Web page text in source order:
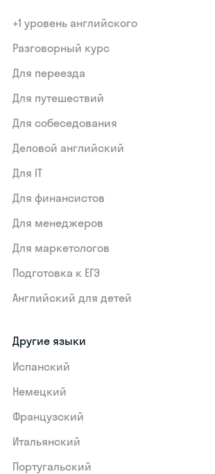
+1 уровень английского
Разговорный курс
Для переезда
Для путешествий
Для собеседования
Деловой английский
Для IT
Для финансистов
Для менеджеров
Для маркетологов
Подготовка к ЕГЭ
Английский для детей
Другие языки
Испанский
Немецкий
Французский
Итальянский
Португальский